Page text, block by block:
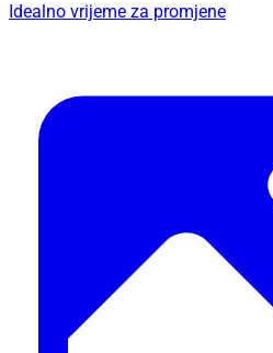
Idealno vrijeme za promjene